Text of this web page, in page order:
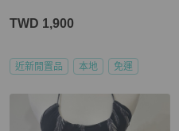
TWD 1,900
近新閒置品 本地 免運